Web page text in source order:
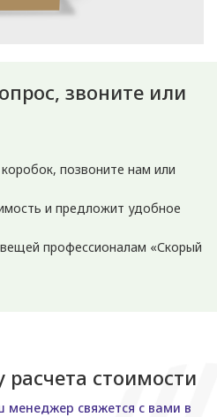
звоните или
позвоните нам или
и предложит удобное
профессионалам «Скорый
расчета стоимости
свяжется с вами в